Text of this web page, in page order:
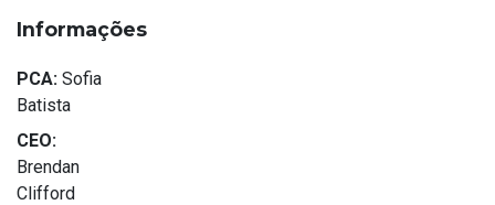
Informações
PCA: Sofia
Batista
CEO:
Brendan
Clifford